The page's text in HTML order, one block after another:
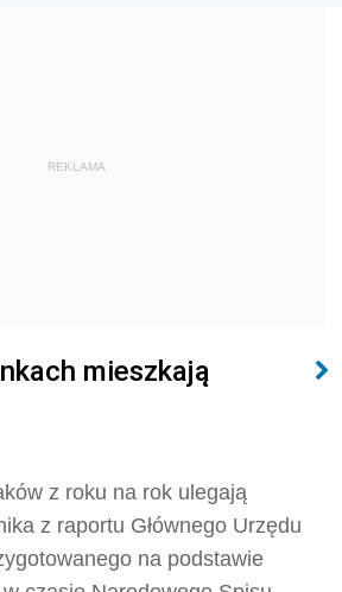
REKLAMA
mieszkają
z roku na rok ulegają
z raportu Głównego Urzędu
na podstawie